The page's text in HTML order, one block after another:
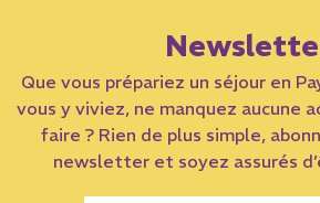
Que vous prépariez un séjour en
vous y viviez, ne manquez aucune
faire ? Rien de plus simple,
newsletter et soyez assurés